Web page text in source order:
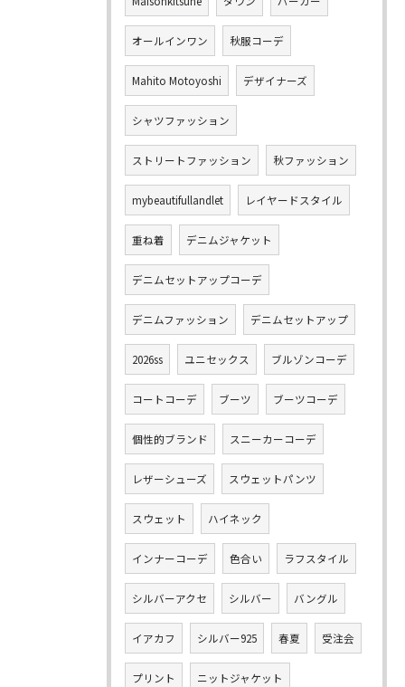
オールインワン 秋服コーデ
Mahito Motoyoshi デザイナーズ
シャツファッション
ストリートファッション 秋ファッション
mybeautifullandlet レイヤードスタイル
重ね着 デニムジャケット
デニムセットアップコーデ
デニムファッション デニムセットアップ
2026ss ユニセックス ブルゾンコーデ
コートコーデ ブーツ ブーツコーデ
個性的ブランド スニーカーコーデ
レザーシューズ スウェットパンツ
スウェット ハイネック
インナーコーデ 色合い ラフスタイル
シルバーアクセ シルバー バングル
イアカフ シルバー925 春夏 受注会
プリント ニットジャケット